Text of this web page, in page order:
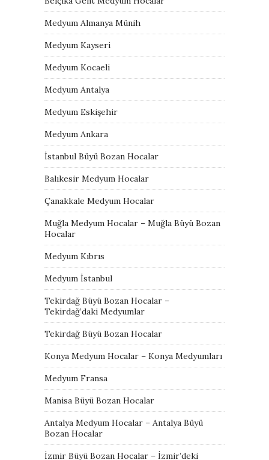
Medyum Almanya Münih
Medyum Kayseri
Medyum Kocaeli
Medyum Antalya
Medyum Eskişehir
Medyum Ankara
İstanbul Büyü Bozan Hocalar
Balıkesir Medyum Hocalar
Çanakkale Medyum Hocalar
Muğla Medyum Hocalar – Muğla Büyü Bozan
Hocalar
Medyum Kıbrıs
Medyum İstanbul
Tekirdağ Büyü Bozan Hocalar –
Tekirdağ’daki Medyumlar
Tekirdağ Büyü Bozan Hocalar
Konya Medyum Hocalar – Konya Medyumları
Medyum Fransa
Manisa Büyü Bozan Hocalar
Antalya Medyum Hocalar – Antalya Büyü
Bozan Hocalar
İzmir Büyü Bozan Hocalar – İzmir’deki